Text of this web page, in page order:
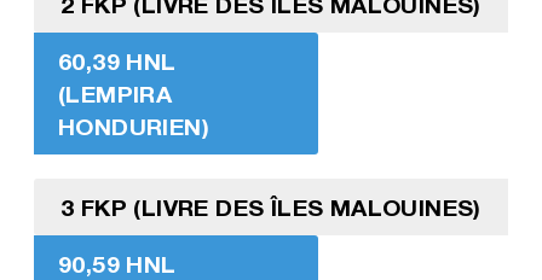
60,39 HNL
(LEMPIRA
HONDURIEN)
3 FKP (LIVRE DES ÎLES MALOUINES)
90,59 HNL